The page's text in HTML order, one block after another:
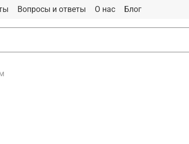
Вопросы и ответы О нас Блог